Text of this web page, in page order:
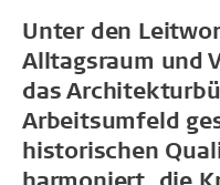
Unter den
Alltagsraum und
das
Arbeitsumfeld
historischen